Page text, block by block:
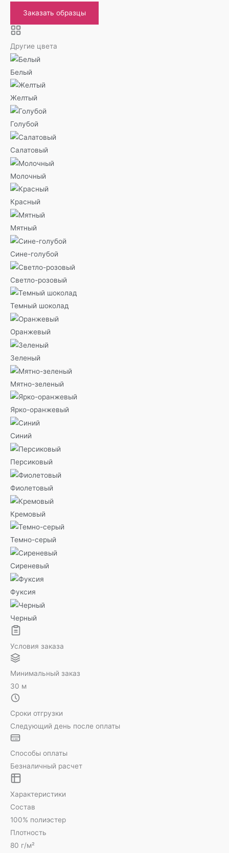
Заказать образцы
Другие цвета
Белый
Желтый
Голубой
Салатовый
Молочный
Красный
Мятный
Сине-голубой
Светло-розовый
Темный шоколад
Оранжевый
Зеленый
Мятно-зеленый
Ярко-оранжевый
Синий
Персиковый
Фиолетовый
Кремовый
Темно-серый
Сиреневый
Фуксия
Черный
Условия заказа
Минимальный заказ
30 м
Сроки отгрузки
Следующий день после оплаты
Способы оплаты
Безналичный расчет
Характеристики
Состав
100% полиэстер
Плотность
80 г/м²